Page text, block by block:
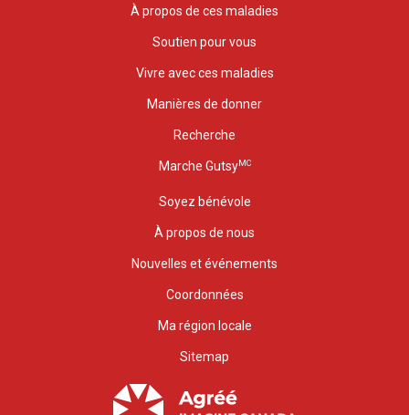
À propos de ces maladies
Soutien pour vous
Vivre avec ces maladies
Manières de donner
Recherche
Marche GutsyMC
Soyez bénévole
À propos de nous
Nouvelles et événements
Coordonnées
Ma région locale
Sitemap